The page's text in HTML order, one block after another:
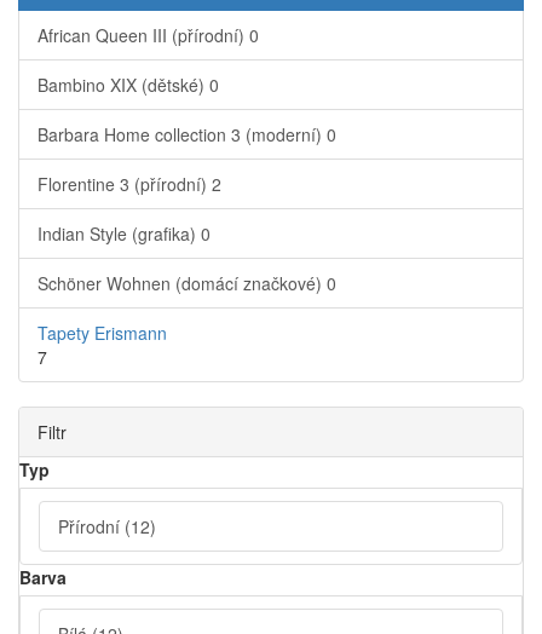
African Queen III (přírodní) 0
Bambino XIX (dětské) 0
Barbara Home collection 3 (moderní) 0
Florentine 3 (přírodní) 2
Indian Style (grafika) 0
Schöner Wohnen (domácí značkové) 0
Tapety Erismann
7
Filtr
Typ
Přírodní (12)
Barva